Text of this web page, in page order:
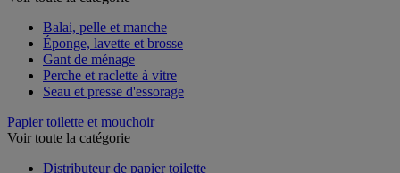
Balai, pelle et manche
Éponge, lavette et brosse
Gant de ménage
Perche et raclette à vitre
Papier toilette et mouchoir